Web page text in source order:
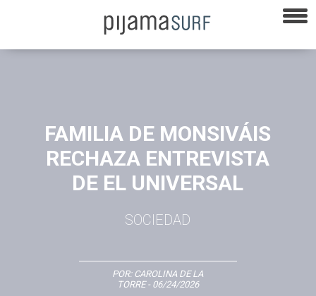
FAMILIA DE MONSIVÁIS
RECHAZA ENTREVISTA
DE EL UNIVERSAL
SOCIEDAD
POR: CAROLINA DE LA
TORRE- 06/24/2026